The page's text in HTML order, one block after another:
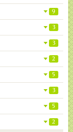
9
3
3
2
5
3
5
2